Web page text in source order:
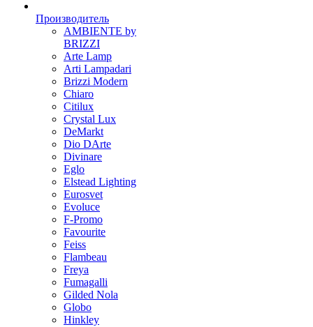
Производитель
AMBIENTE by
BRIZZI
Arte Lamp
Arti Lampadari
Brizzi Modern
Chiaro
Citilux
Crystal Lux
DeMarkt
Dio DArte
Divinare
Eglo
Elstead Lighting
Eurosvet
Evoluce
F-Promo
Favourite
Feiss
Flambeau
Freya
Fumagalli
Gilded Nola
Globo
Hinkley